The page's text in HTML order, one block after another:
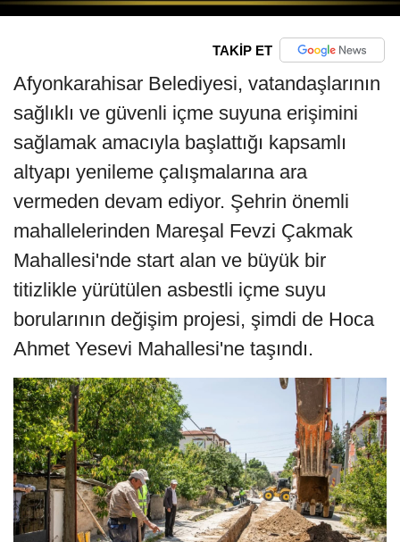
TAKİP ET
Afyonkarahisar Belediyesi, vatandaşlarının
sağlıklı ve güvenli içme suyuna erişimini
sağlamak amacıyla başlattığı kapsamlı
altyapı yenileme çalışmalarına ara
vermeden devam ediyor. Şehrin önemli
mahallelerinden Mareşal Fevzi Çakmak
Mahallesi'nde start alan ve büyük bir
titizlikle yürütülen asbestli içme suyu
borularının değişim projesi, şimdi de Hoca
Ahmet Yesevi Mahallesi'ne taşındı.